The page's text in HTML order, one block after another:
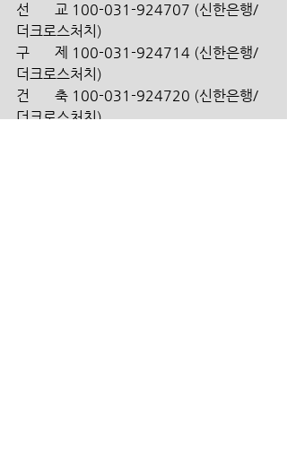
선       교 100-031-924707 (신한은행/
더크로스처치)
구       제 100-031-924714 (신한은행/
더크로스처치)
건       축 100-031-924720 (신한은행/
더크로스처치)